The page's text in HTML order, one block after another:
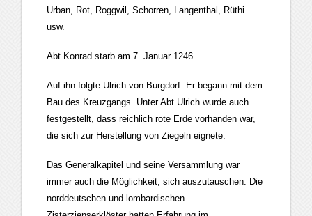
Urban, Rot, Roggwil, Schorren, Langenthal, Rüthi
usw.
Abt Konrad starb am 7. Januar 1246.
Auf ihn folgte Ulrich von Burgdorf. Er begann mit dem
Bau des Kreuzgangs. Unter Abt Ulrich wurde auch
festgestellt, dass reichlich rote Erde vorhanden war,
die sich zur Herstellung von Ziegeln eignete.
Das Generalkapitel und seine Versammlung war
immer auch die Möglichkeit, sich auszutauschen. Die
norddeutschen und lombardischen